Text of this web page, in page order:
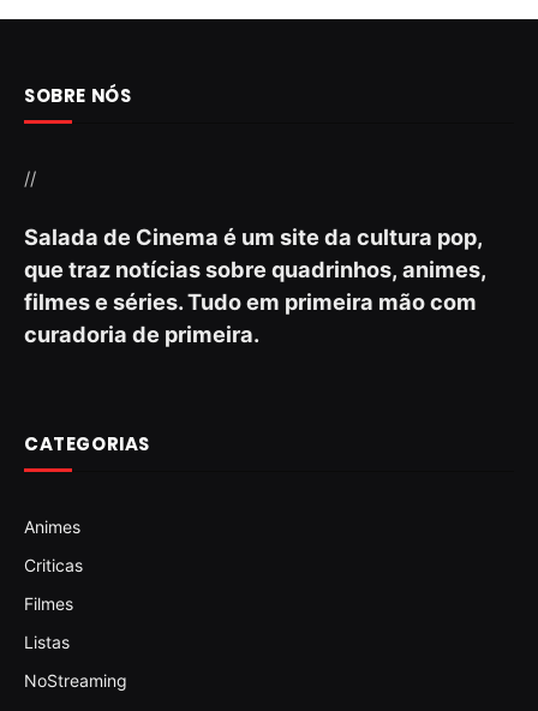
SOBRE NÓS
//
Salada de Cinema é um site da cultura pop,
que traz notícias sobre quadrinhos, animes,
filmes e séries. Tudo em primeira mão com
curadoria de primeira.
CATEGORIAS
Animes
Criticas
Filmes
Listas
NoStreaming